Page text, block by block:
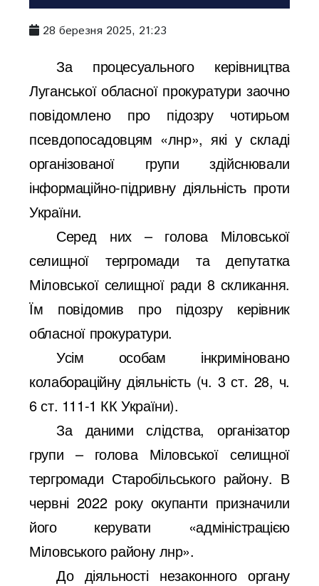
28 березня 2025, 21:23
За процесуального керівництва
Луганської обласної прокуратури заочно
повідомлено про підозру чотирьом
псевдопосадовцям «лнр», які у складі
організованої групи здійснювали
інформаційно-підривну діяльність проти
України.
Серед них – голова Міловської
селищної тергромади та депутатка
Міловської селищної ради 8 скликання.
Їм повідомив про підозру керівник
обласної прокуратури.
Усім особам інкриміновано
колабораційну діяльність (ч. 3 ст. 28, ч.
6 ст. 111-1 КК України).
За даними слідства, організатор
групи – голова Міловської селищної
тергромади Старобільського району. В
червні 2022 року окупанти призначили
його керувати «адміністрацією
Міловського району лнр».
До діяльності незаконного органу